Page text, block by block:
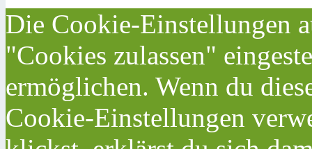
Die Cookie-Einstellungen
"Cookies zulassen"
ermöglichen. Wenn du
Cookie-Einstellungen